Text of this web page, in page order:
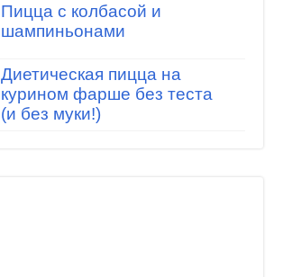
Пицца с колбасой и
шампиньонами
Диетическая пицца на
курином фарше без теста
(и без муки!)